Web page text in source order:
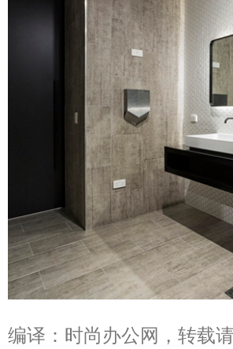
编译：时尚办公网，转载请